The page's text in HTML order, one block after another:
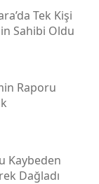
Tek Kişi
Sahibi Oldu
Raporu
Kaybeden
Dağladı